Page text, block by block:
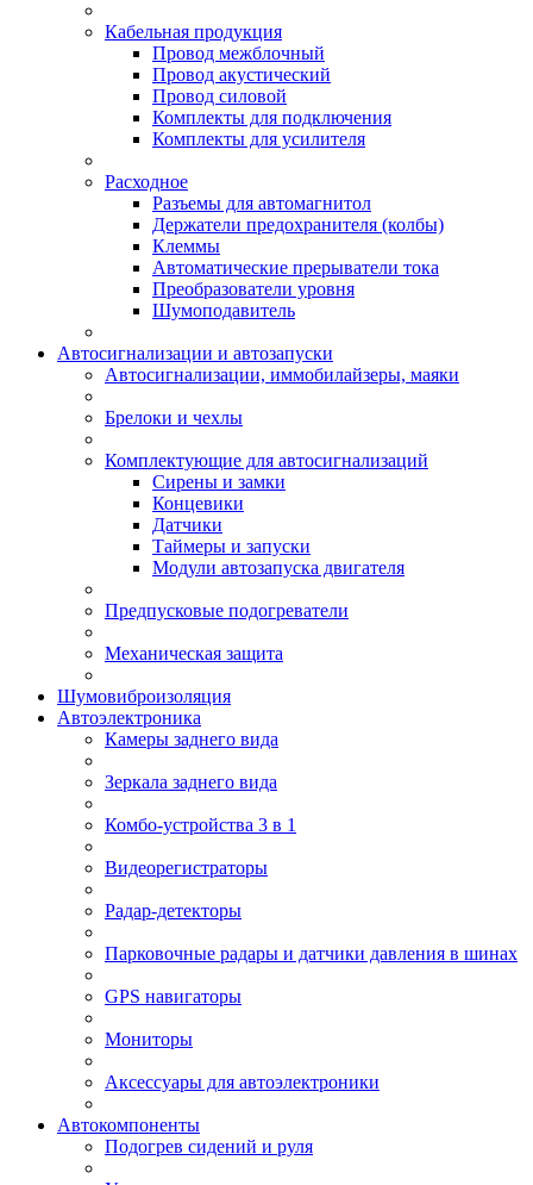
Кабельная продукция
Провод межблочный
Провод акустический
Провод силовой
Комплекты для подключения
Комплекты для усилителя
Расходное
Разъемы для автомагнитол
Держатели предохранителя (колбы)
Клеммы
Автоматические прерыватели тока
Преобразователи уровня
Шумоподавитель
Автосигнализации и автозапуски
Автосигнализации, иммобилайзеры, маяки
Брелоки и чехлы
Комплектующие для автосигнализаций
Сирены и замки
Концевики
Датчики
Таймеры и запуски
Модули автозапуска двигателя
Предпусковые подогреватели
Механическая защита
Шумовиброизоляция
Автоэлектроника
Камеры заднего вида
Зеркала заднего вида
Комбо-устройства 3 в 1
Видеорегистраторы
Радар-детекторы
Парковочные радары и датчики давления в шинах
GPS навигаторы
Мониторы
Аксессуары для автоэлектроники
Автокомпоненты
Подогрев сидений и руля